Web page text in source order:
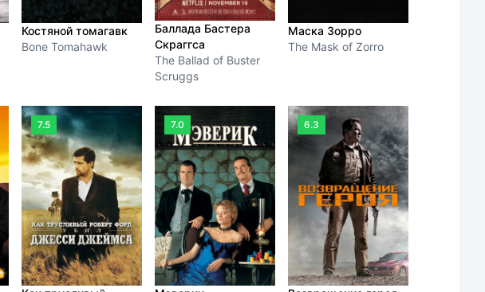
Костяной томагавк
Bone Tomahawk
Баллада Бастера
Скраггса
The Ballad of Buster
Scruggs
Маска Зорро
The Mask of Zorro
7.5 7.0 6.3